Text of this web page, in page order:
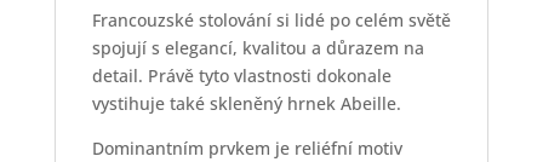
Francouzské stolování si lidé po celém světě
spojují s elegancí, kvalitou a důrazem na
detail. Právě tyto vlastnosti dokonale
vystihuje také skleněný hrnek Abeille.
Dominantním prvkem je reliéfní motiv